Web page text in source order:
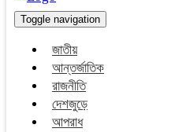
Toggle navigation
জাতীয়
আন্তর্জাতিক
রাজনীতি
দেশজুড়ে
আপরাধ